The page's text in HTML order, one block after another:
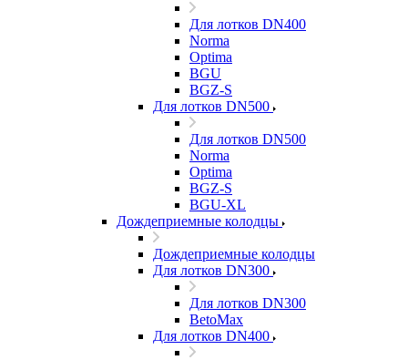
Для лотков DN400
Norma
Optima
BGU
BGZ-S
Для лотков DN500
Для лотков DN500
Norma
Optima
BGZ-S
BGU-XL
Дождеприемные колодцы
Дождеприемные колодцы
Для лотков DN300
Для лотков DN300
BetoMax
Для лотков DN400